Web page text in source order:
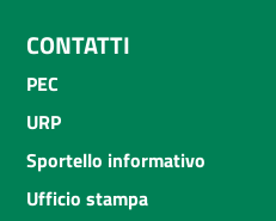
CONTATTI
PEC
URP
Sportello informativo
Ufficio stampa